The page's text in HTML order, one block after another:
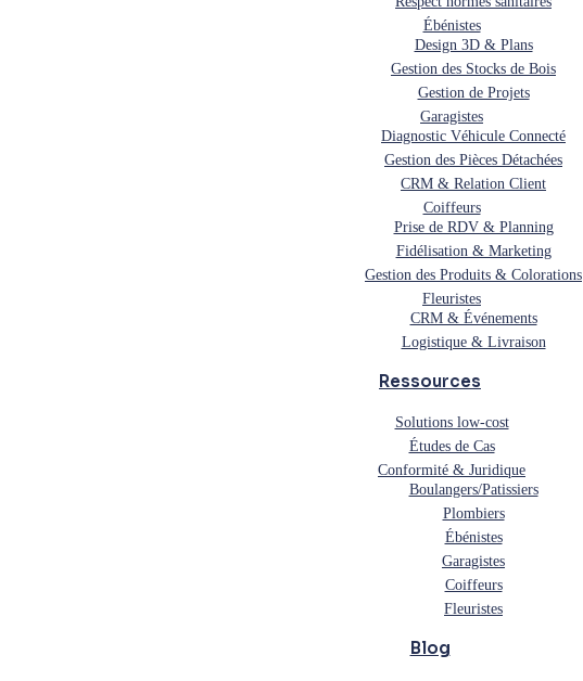
Ébénistes
Design 3D & Plans
Gestion des Stocks de Bois
Gestion de Projets
Garagistes
Diagnostic Véhicule Connecté
Gestion des Pièces Détachées
CRM & Relation Client
Coiffeurs
Prise de RDV & Planning
Fidélisation & Marketing
Gestion des Produits & Colorations
Fleuristes
CRM & Événements
Logistique & Livraison
Ressources
Solutions low-cost
Études de Cas
Conformité & Juridique
Boulangers/Patissiers
Plombiers
Ébénistes
Garagistes
Coiffeurs
Fleuristes
Blog